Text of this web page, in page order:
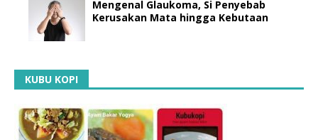
Mengenal Glaukoma, Si Penyebab
Kerusakan Mata hingga Kebutaan
KUBU KOPI